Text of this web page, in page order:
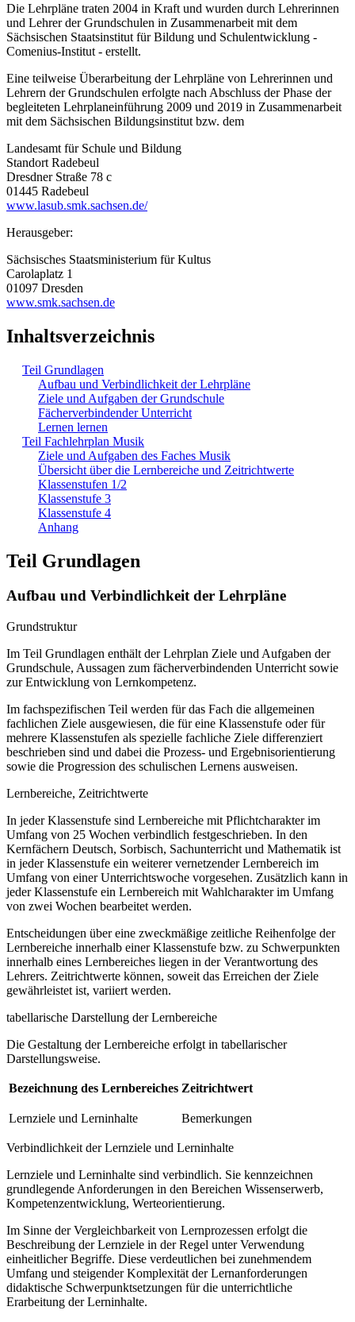
Die Lehrpläne traten 2004 in Kraft und wurden durch Lehrerinnen
und Lehrer der Grundschulen in Zusammenarbeit mit dem
Sächsischen Staatsinstitut für Bildung und Schulentwicklung -
Comenius-Institut - erstellt.
Eine teilweise Überarbeitung der Lehrpläne von Lehrerinnen und
Lehrern der Grundschulen erfolgte nach Abschluss der Phase der
begleiteten Lehrplaneinführung 2009 und 2019 in Zusammenarbeit
mit dem Sächsischen Bildungsinstitut bzw. dem
Landesamt für Schule und Bildung
Standort Radebeul
Dresdner Straße 78 c
01445 Radebeul
www.lasub.smk.sachsen.de/
Herausgeber:
Sächsisches Staatsministerium für Kultus
Carolaplatz 1
01097 Dresden
www.smk.sachsen.de
Inhaltsverzeichnis
Teil Grundlagen
Aufbau und Verbindlichkeit der Lehrpläne
Ziele und Aufgaben der Grundschule
Fächerverbindender Unterricht
Lernen lernen
Teil Fachlehrplan Musik
Ziele und Aufgaben des Faches Musik
Übersicht über die Lernbereiche und Zeitrichtwerte
Klassenstufen 1/2
Klassenstufe 3
Klassenstufe 4
Anhang
Teil Grundlagen
Aufbau und Verbindlichkeit der Lehrpläne
Grundstruktur
Im Teil Grundlagen enthält der Lehrplan Ziele und Aufgaben der
Grundschule, Aussagen zum fächerverbindenden Unterricht sowie
zur Entwicklung von Lernkompetenz.
Im fachspezifischen Teil werden für das Fach die allgemeinen
fachlichen Ziele ausgewiesen, die für eine Klassenstufe oder für
mehrere Klassenstufen als spezielle fachliche Ziele differenziert
beschrieben sind und dabei die Prozess- und Ergebnisorientierung
sowie die Progression des schulischen Lernens ausweisen.
Lernbereiche, Zeitrichtwerte
In jeder Klassenstufe sind Lernbereiche mit Pflichtcharakter im
Umfang von 25 Wochen verbindlich festgeschrieben. In den
Kernfächern Deutsch, Sorbisch, Sachunterricht und Mathematik ist
in jeder Klassenstufe ein weiterer vernetzender Lernbereich im
Umfang von einer Unterrichtswoche vorgesehen. Zusätzlich kann in
jeder Klassenstufe ein Lernbereich mit Wahlcharakter im Umfang
von zwei Wochen bearbeitet werden.
Entscheidungen über eine zweckmäßige zeitliche Reihenfolge der
Lernbereiche innerhalb einer Klassenstufe bzw. zu Schwerpunkten
innerhalb eines Lernbereiches liegen in der Verantwortung des
Lehrers. Zeitrichtwerte können, soweit das Erreichen der Ziele
gewährleistet ist, variiert werden.
tabellarische Darstellung der Lernbereiche
Die Gestaltung der Lernbereiche erfolgt in tabellarischer
Darstellungsweise.
Bezeichnung des Lernbereiches Zeitrichtwert
Lernziele und Lerninhalte Bemerkungen
Verbindlichkeit der Lernziele und Lerninhalte
Lernziele und Lerninhalte sind verbindlich. Sie kennzeichnen
grundlegende Anforderungen in den Bereichen Wissenserwerb,
Kompetenzentwicklung, Werteorientierung.
Im Sinne der Vergleichbarkeit von Lernprozessen erfolgt die
Beschreibung der Lernziele in der Regel unter Verwendung
einheitlicher Begriffe. Diese verdeutlichen bei zunehmendem
Umfang und steigender Komplexität der Lernanforderungen
didaktische Schwerpunktsetzungen für die unterrichtliche
Erarbeitung der Lerninhalte.